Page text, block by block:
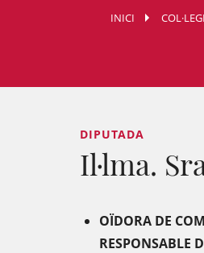
INICI COL·LEGI
DIPUTADA
Il·lma.
OÏDORA DE
RESPONSABLE